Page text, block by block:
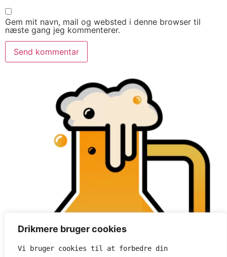
Drikmere bruger cookies
Vi bruger cookies til at forbedre din
Gem mit navn, mail og websted i denne browser til
næste gang jeg kommenterer.